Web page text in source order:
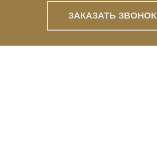
ЗАКАЗАТЬ ЗВОНОК